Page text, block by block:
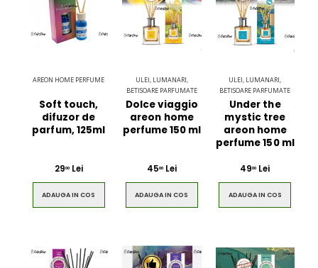
AREON HOME PERFUME
Soft touch,
difuzor de
parfum, 125ml
2900Lei
ADAUGA IN COS
ULEI, LUMANARI,
BETISOARE PARFUMATE
Dolce viaggio
areon home
perfume 150 ml
4500Lei
ADAUGA IN COS
ULEI, LUMANARI,
BETISOARE PARFUMATE
Under the
mystic tree
areon home
perfume 150 ml
4900 Lei
ADAUGA IN COS